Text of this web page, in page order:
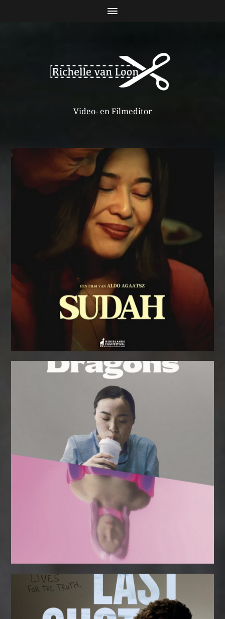
Video- en Filmeditor